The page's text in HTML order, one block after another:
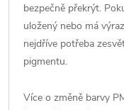
bezpečně překrýt.
uložený nebo má
nejdříve potřeba
pigmentu.
Více o změně barvy